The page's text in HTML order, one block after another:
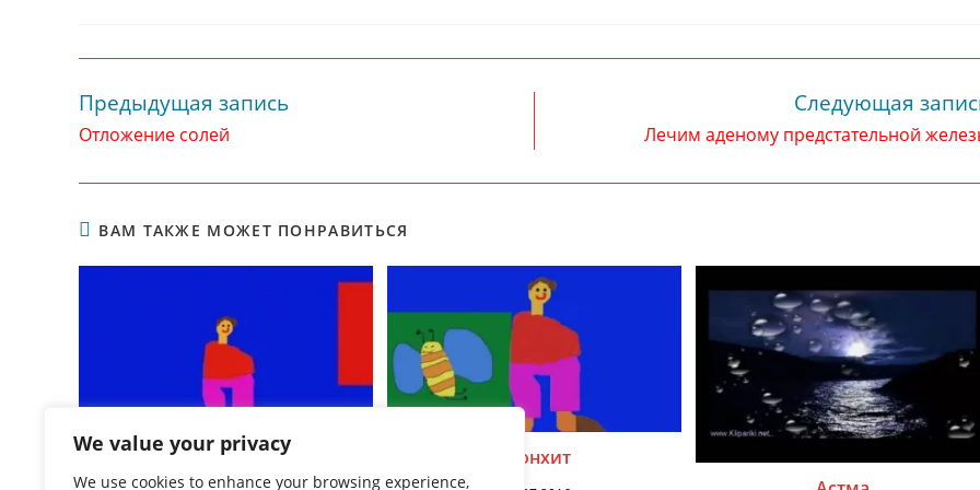
We value your privacy
We use cookies to enhance your browsing experience,
Читать
далее
статьи
Предыдущая запись
Отложение солей
Следующая
Лечим аденому предстательной
ВАМ ТАКЖЕ МОЖЕТ ПОНРАВИТЬСЯ
Шизофрения Бронхит